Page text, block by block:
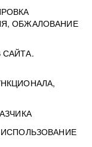
ОБЖАЛОВАНИЕ
ИСПОЛЬЗОВАНИЕ